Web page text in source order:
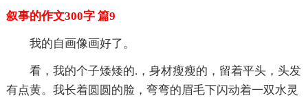
叙事的作文300字 篇9
我的自画像画好了。
看，我的个子矮矮的.，身材瘦瘦的，留着平头，头发
有点黄。我长着圆圆的脸，弯弯的眉毛下闪动着一双水灵